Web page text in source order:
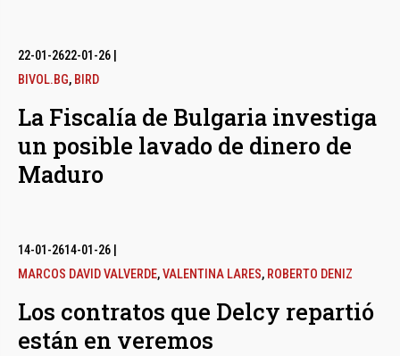
22-01-2622-01-26
BIVOL.BG, BIRD
La Fiscalía de Bulgaria investiga
un posible lavado de dinero de
Maduro
14-01-2614-01-26
MARCOS DAVID VALVERDE,VALENTINA LARES, ROBERTO DENIZ
Los contratos que Delcy repartió
están en veremos